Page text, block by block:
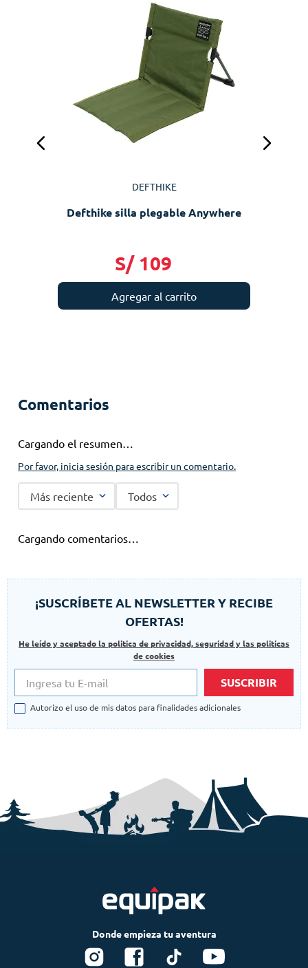
DEFTHIKE
Defthike silla plegable Anywhere
S/ 109
Agregar al carrito
Comentarios
Cargando el resumen…
Por favor, inicia sesión para escribir un comentario.
Más reciente Todos
Cargando comentarios…
¡SUSCRÍBETE AL NEWSLETTER Y RECIBE
OFERTAS!
He leído y aceptado la politica de privacidad, seguridad y las politicas
de cookies
SUSCRIBIR
Autorizo el uso de mis datos para finalidades adicionales